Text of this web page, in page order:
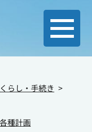
くらし・手続き
各種計画